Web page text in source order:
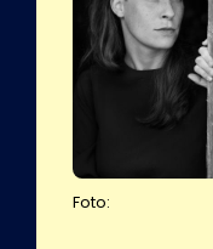
Foto: